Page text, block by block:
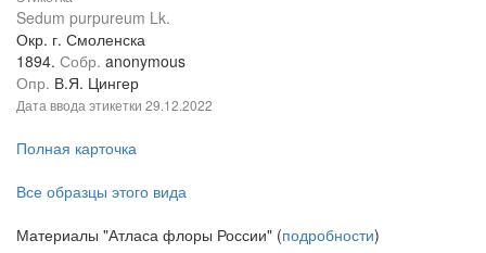
Sedum purpureum Lk.
Окр. г. Смоленска
1894. Собр. anonymous
Опр. В.Я. Цингер
Дата ввода этикетки 29.12.2022
Полная карточка
Все образцы этого вида
Материалы "Атласа флоры России" (подробности)